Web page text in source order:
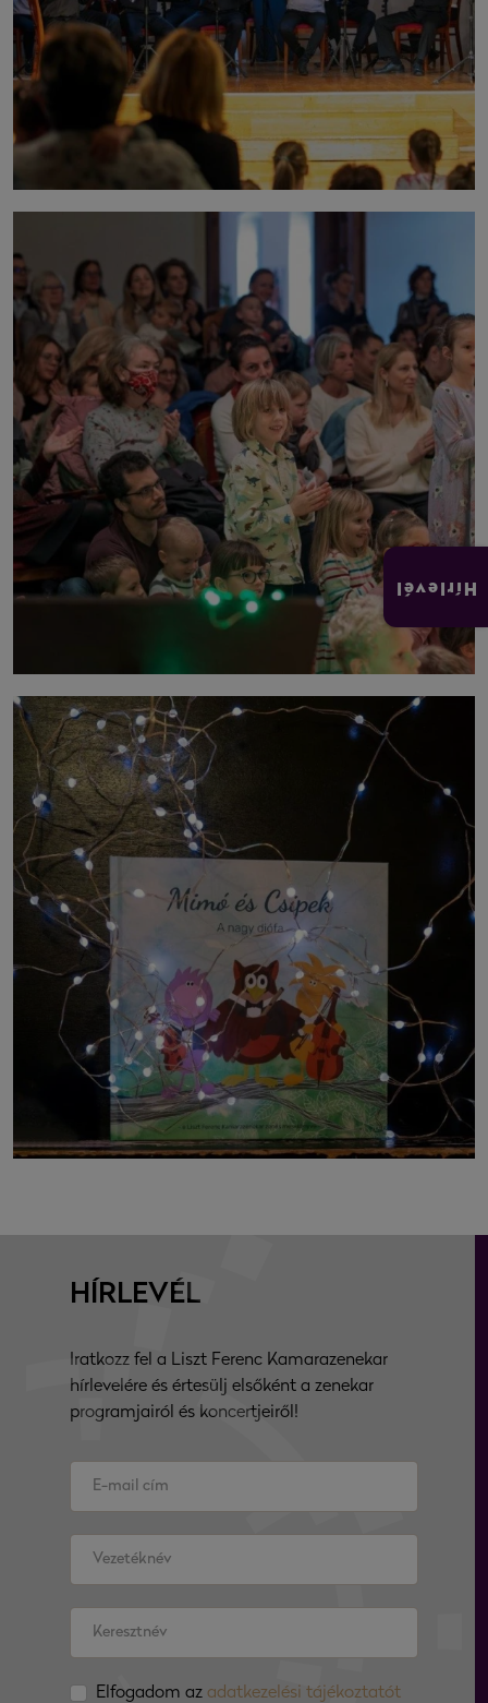
HÍRLEVÉL
Iratkozz fel a Liszt Ferenc Kamarazenekar
hírlevelére és értesülj elsőként a zenekar
programjairól és koncertjeiről!
Elfogadom az adatkezelési tájékoztatót
Hírlevél